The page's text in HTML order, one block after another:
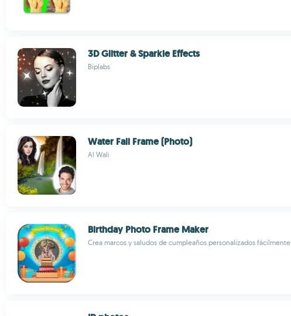
3D Glitter & Sparkle Effects
Biplabs
Water Fall Frame (Photo)
Al Wali
Birthday Photo Frame Maker
Crea marcos y saludos de cumpleaños personalizados fácilmente